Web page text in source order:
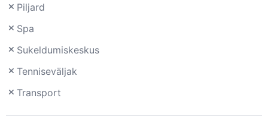
Piljard
Spa
Sukeldumiskeskus
Tenniseväljak
Transport